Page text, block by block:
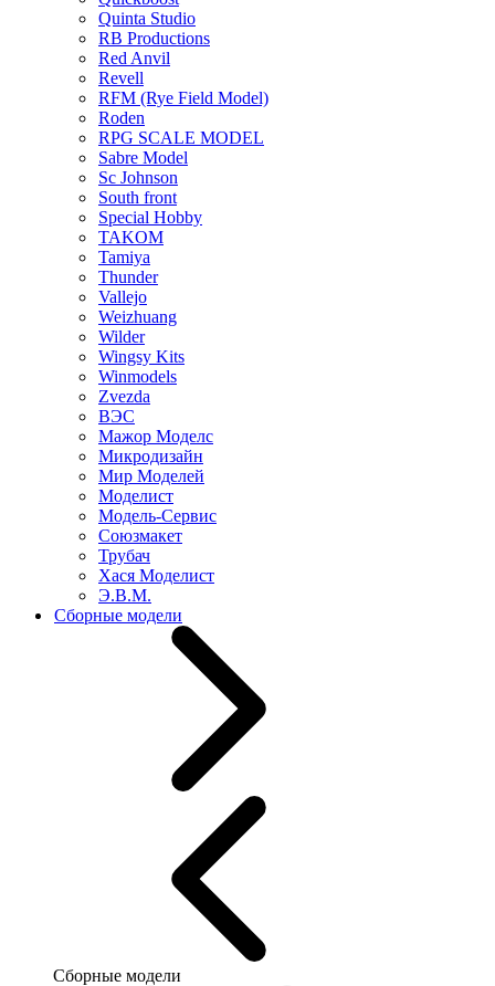
Quinta Studio
RB Productions
Red Anvil
Revell
RFM (Rye Field Model)
Roden
RPG SCALE MODEL
Sabre Model
Sc Johnson
South front
Special Hobby
TAKOM
Tamiya
Thunder
Vallejo
Weizhuang
Wilder
Wingsy Kits
Winmodels
Zvezda
ВЭС
Мажор Моделс
Микродизайн
Мир Моделей
Моделист
Модель-Сервис
Союзмакет
Трубач
Хася Моделист
Э.В.М.
Сборные модели
Сборные модели